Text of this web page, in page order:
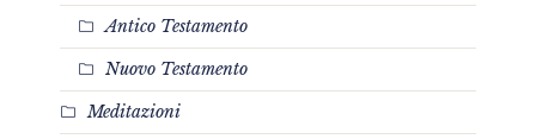
Antico Testamento
Nuovo Testamento
Meditazioni